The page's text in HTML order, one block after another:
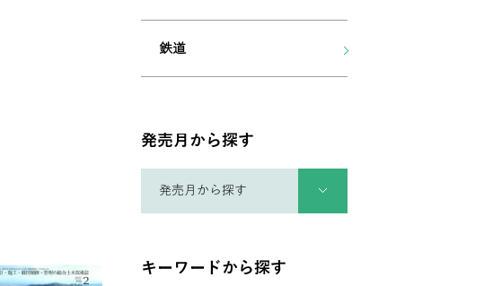
鉄道
発売月から探す
キーワードから探す